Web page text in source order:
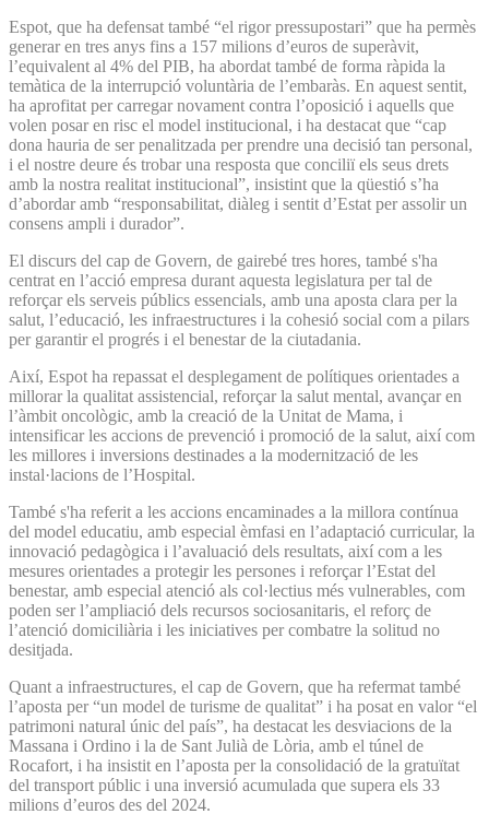
Espot, que ha defensat també “el rigor pressupostari” que ha permès
generar en tres anys fins a 157 milions d’euros de superàvit,
l’equivalent al 4% del PIB, ha abordat també de forma ràpida la
temàtica de la interrupció voluntària de l’embaràs. En aquest sentit,
ha aprofitat per carregar novament contra l’oposició i aquells que
volen posar en risc el model institucional, i ha destacat que “cap
dona hauria de ser penalitzada per prendre una decisió tan personal,
i el nostre deure és trobar una resposta que conciliï els seus drets
amb la nostra realitat institucional”, insistint que la qüestió s’ha
d’abordar amb “responsabilitat, diàleg i sentit d’Estat per assolir un
consens ampli i durador”.
El discurs del cap de Govern, de gairebé tres hores, també s'ha
centrat en l’acció empresa durant aquesta legislatura per tal de
reforçar els serveis públics essencials, amb una aposta clara per la
salut, l’educació, les infraestructures i la cohesió social com a pilars
per garantir el progrés i el benestar de la ciutadania.
Així, Espot ha repassat el desplegament de polítiques orientades a
millorar la qualitat assistencial, reforçar la salut mental, avançar en
l’àmbit oncològic, amb la creació de la Unitat de Mama, i
intensificar les accions de prevenció i promoció de la salut, així com
les millores i inversions destinades a la modernització de les
instal·lacions de l’Hospital.
També s'ha referit a les accions encaminades a la millora contínua
del model educatiu, amb especial èmfasi en l’adaptació curricular, la
innovació pedagògica i l’avaluació dels resultats, així com a les
mesures orientades a protegir les persones i reforçar l’Estat del
benestar, amb especial atenció als col·lectius més vulnerables, com
poden ser l’ampliació dels recursos sociosanitaris, el reforç de
l’atenció domiciliària i les iniciatives per combatre la solitud no
desitjada.
Quant a infraestructures, el cap de Govern, que ha refermat també
l’aposta per “un model de turisme de qualitat” i ha posat en valor “el
patrimoni natural únic del país”, ha destacat les desviacions de la
Massana i Ordino i la de Sant Julià de Lòria, amb el túnel de
Rocafort, i ha insistit en l’aposta per la consolidació de la gratuïtat
del transport públic i una inversió acumulada que supera els 33
milions d’euros des del 2024.